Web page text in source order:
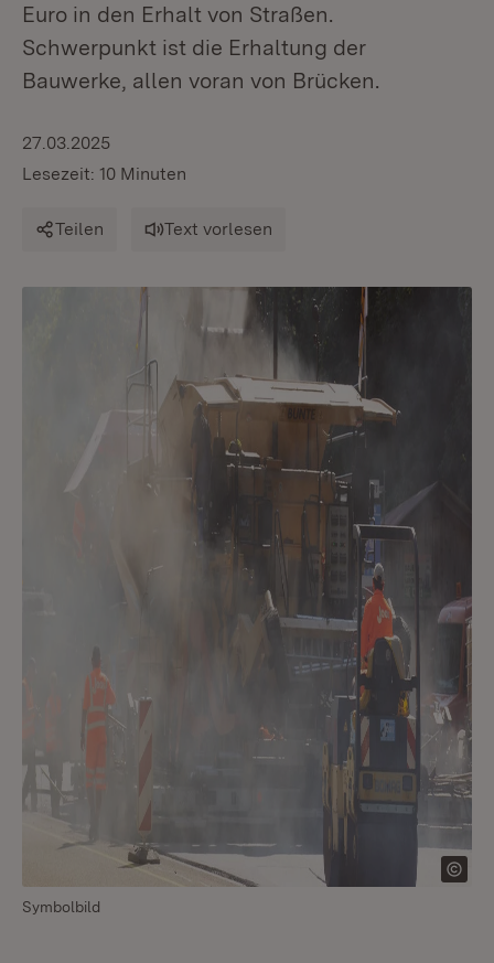
Euro in den Erhalt von Straßen.
Schwerpunkt ist die Erhaltung der
Bauwerke, allen voran von Brücken.
27.03.2025
Lesezeit: 10 Minuten
Teilen Text vorlesen
Symbolbild